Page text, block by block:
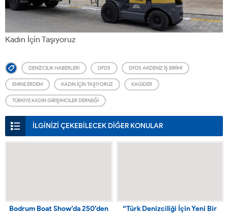
Kadın İçin Taşıyoruz
DENIZCILIK HABERLERI DFDS DFDS AKDENIZ İŞ BIRIMI
EMINE ERDEM KADIN IÇIN TAŞIYORUZ KAGİDER
TÜRKIYE KADIN GIRIŞIMCILER DERNEĞI
İLGİNİZİ ÇEKEBİLECEK DİĞER KONULAR
Bodrum Boat Show’da 250’den
“Türk Denizciliği İçin Yeni Bir